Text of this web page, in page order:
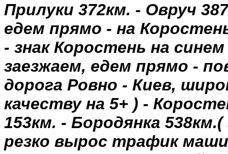
Прилуки 372км. - Овруч
едем прямо - на
- знак Коростень на синем
заезжаем, едем прямо -
дорога Ровно - Киев,
качеству на 5+ ) -
153км. - Бородянка 538км.(
резко вырос трафик